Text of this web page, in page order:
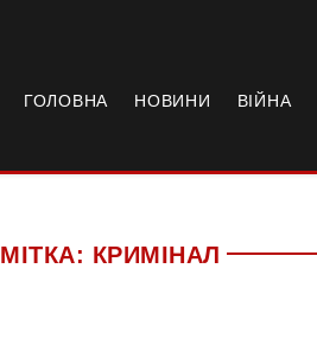
ГОЛОВНА НОВИНИ ВІЙНА
МІТКА: КРИМІНАЛ